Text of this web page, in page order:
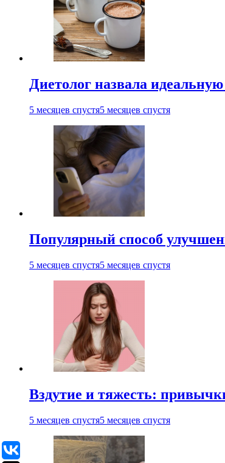
Диетолог назвала
5 месяцев спустя5 месяцев спустя
Популярный способ
5 месяцев спустя5 месяцев спустя
Вздутие и тяжесть:
5 месяцев спустя5 месяцев спустя